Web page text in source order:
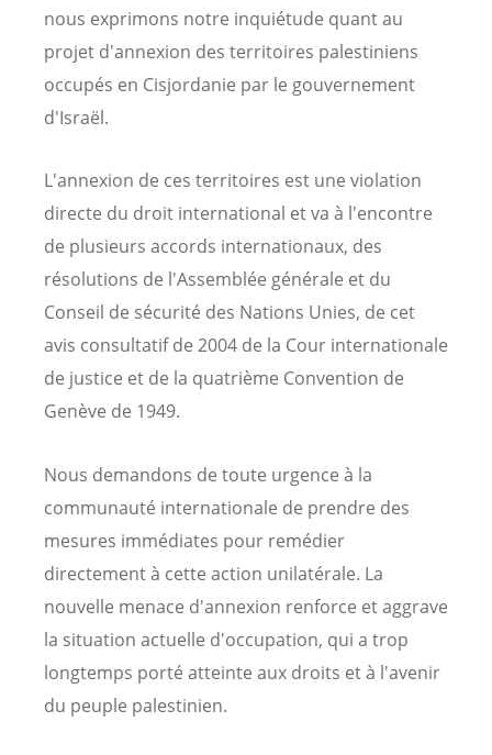
nous exprimons notre inquiétude quant au
projet d'annexion des territoires palestiniens
occupés en Cisjordanie par le gouvernement
d'Israël.
L'annexion de ces territoires est une violation
directe du droit international et va à l'encontre
de plusieurs accords internationaux, des
résolutions de l'Assemblée générale et du
Conseil de sécurité des Nations Unies, de cet
avis consultatif de 2004 de la Cour internationale
de justice et de la quatrième Convention de
Genève de 1949.
Nous demandons de toute urgence à la
communauté internationale de prendre des
mesures immédiates pour remédier
directement à cette action unilatérale. La
nouvelle menace d'annexion renforce et aggrave
la situation actuelle d'occupation, qui a trop
longtemps porté atteinte aux droits et à l'avenir
du peuple palestinien.